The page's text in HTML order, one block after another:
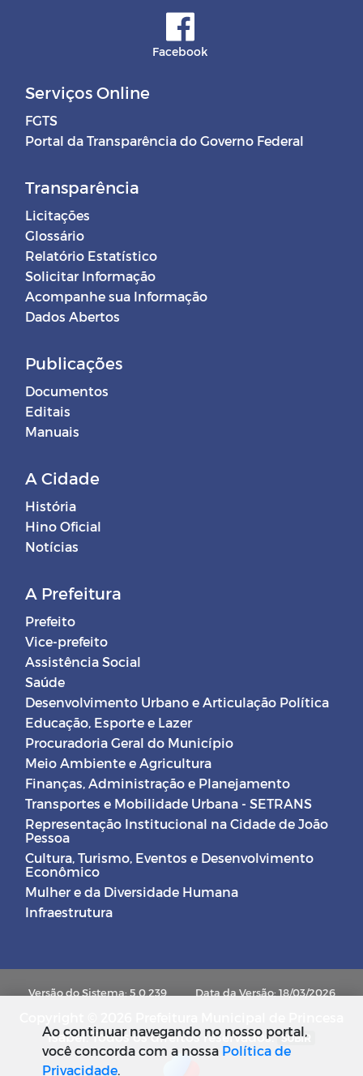
DECRETOS MUNICIPAIS -
Facebook
Serviços Online
FGTS
Portal da Transparência do Governo Federal
Transparência
Licitações
Glossário
Relatório Estatístico
Solicitar Informação
Acompanhe sua Informação
Dados Abertos
Publicações
Documentos
Editais
Manuais
A Cidade
História
Hino Oficial
Notícias
A Prefeitura
Prefeito
Vice-prefeito
Assistência Social
Saúde
Desenvolvimento Urbano e Articulação Política
Educação, Esporte e Lazer
Procuradoria Geral do Município
Meio Ambiente e Agricultura
Finanças, Administração e Planejamento
Transportes e Mobilidade Urbana - SETRANS
Representação Institucional na Cidade de João
Pessoa
Cultura, Turismo, Eventos e Desenvolvimento
Econômico
Mulher e da Diversidade Humana
Infraestrutura
Versão do Sistema: 5.0.239 Data da Versão: 18/03/2026
Isabel. Todos os direitos reservados. SUBIR
Ao continuar navegando no nosso portal,
você concorda com a nossa Política de
Privacidade.